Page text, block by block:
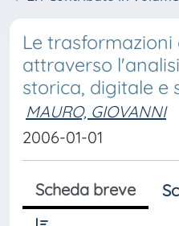
Le
attraverso
storica, digitale e
MAURO, GIOVANNI
2006-01-01
Scheda breve